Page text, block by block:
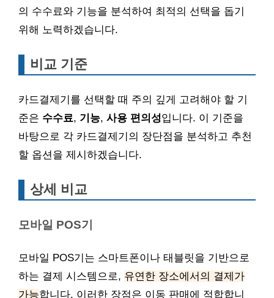
의 수수료와 기능을 분석하여 최적의 선택을 돕기
위해 노력하겠습니다.
비교 기준
카드결제기를 선택할 때 주의 깊게 고려해야 할 기
준은 수수료, 기능, 사용 편의성입니다. 이 기준을
바탕으로 각 카드결제기의 장단점을 분석하고 추천
할 옵션을 제시하겠습니다.
상세 비교
모바일 POS기
모바일 POS기는 스마트폰이나 태블릿을 기반으로
하는 결제 시스템으로, 유연한 장소에서의 결제가
가능합니다. 이러한 장점은 이동 판매에 적합합니